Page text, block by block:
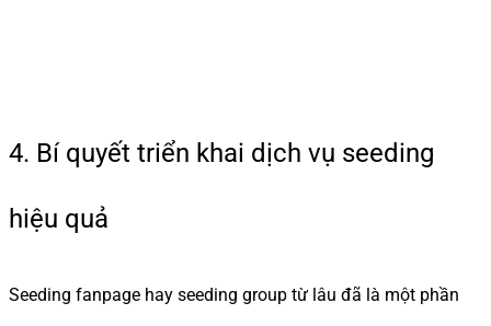
4. Bí quyết triển khai dịch vụ seeding
hiệu quả
Seeding fanpage hay seeding group từ lâu đã là một phần